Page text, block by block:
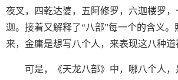
夜叉，四乾达婆，五阿修罗，六迦楼罗
迦。接着又解释了“八部”每一个的含义。
来，金庸是想写八个人，来表现这八种道
可是，《天龙八部》中，哪八个人